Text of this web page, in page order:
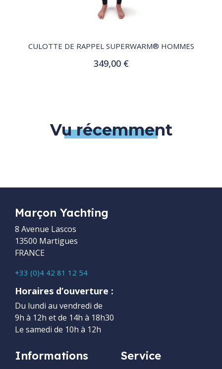
QUICK VIEW
CULOTTE DE RAPPEL SUPERWARM® HOMMES
349,00 €
Customize
Vu récemment
Marçon Yachting
8 Avenue Lascos
13500 Martigues
FRANCE
+33 (0)4 42 81 12 54
Horaires d’ouverture :
Du lundi au vendredi de
9h à 12h et de 14h à 18h30
Le samedi de 10h à 12h
Informations Service